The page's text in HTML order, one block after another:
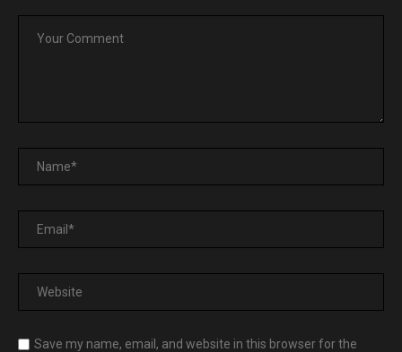
Save my name, email, and website in this browser for the